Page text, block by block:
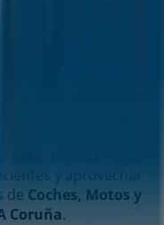
todo el
actualizada
horarios de apertura,
exacta de la tienda
acceso a los
y aprovechar
de Coches, Motos y
Coruña.